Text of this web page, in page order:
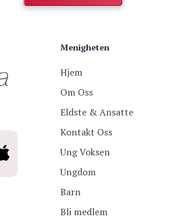
Menigheten
Hjem
Om Oss
Eldste & Ansatte
Kontakt Oss
Ung Voksen
Ungdom
Barn
Bli medlem